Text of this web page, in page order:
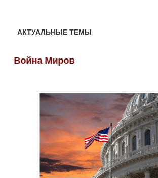
АКТУАЛЬНЫЕ ТЕМЫ
Война Миров